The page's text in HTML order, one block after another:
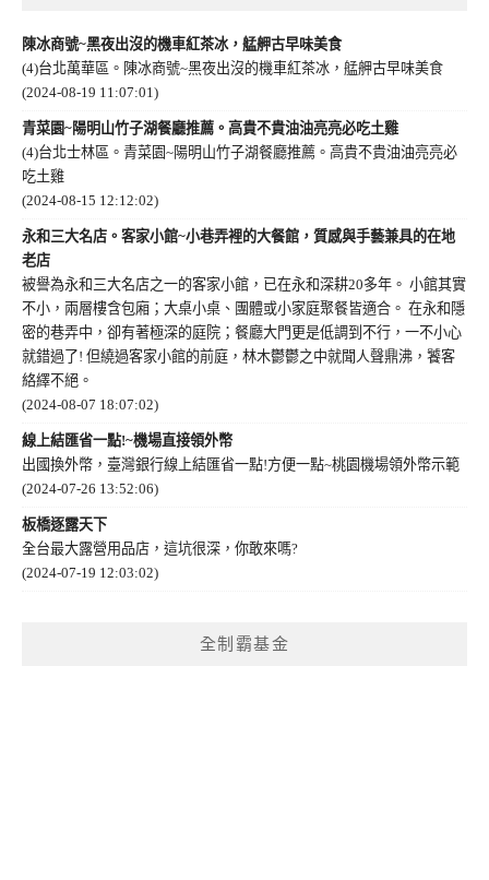
陳冰商號~黑夜出沒的機車紅茶冰，艋舺古早味美食
(4)台北萬華區。陳冰商號~黑夜出沒的機車紅茶冰，艋舺古早味美食
(2024-08-19 11:07:01)
青菜園~陽明山竹子湖餐廳推薦。高貴不貴油油亮亮必吃土雞
(4)台北士林區。青菜園~陽明山竹子湖餐廳推薦。高貴不貴油油亮亮必
吃土雞
(2024-08-15 12:12:02)
永和三大名店。客家小館~小巷弄裡的大餐館，質感與手藝兼具的在地
老店
被譽為永和三大名店之一的客家小館，已在永和深耕20多年。 小館其實
不小，兩層樓含包廂；大桌小桌、團體或小家庭聚餐皆適合。 在永和隱
密的巷弄中，卻有著極深的庭院；餐廳大門更是低調到不行，一不小心
就錯過了! 但繞過客家小館的前庭，林木鬱鬱之中就聞人聲鼎沸，饕客
絡繹不絕。
(2024-08-07 18:07:02)
線上結匯省一點!~機場直接領外幣
出國換外幣，臺灣銀行線上結匯省一點!方便一點~桃園機場領外幣示範
(2024-07-26 13:52:06)
板橋逐露天下
全台最大露營用品店，這坑很深，你敢來嗎?
(2024-07-19 12:03:02)
全制霸基金